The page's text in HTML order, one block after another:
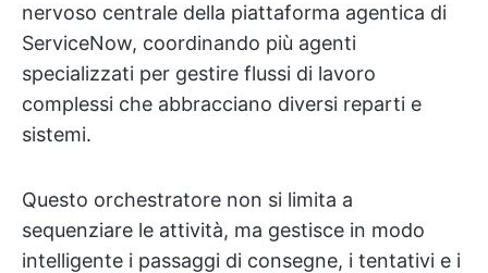
nervoso centrale della piattaforma agentica di
ServiceNow, coordinando più agenti
specializzati per gestire flussi di lavoro
complessi che abbracciano diversi reparti e
sistemi.
Questo orchestratore non si limita a
sequenziare le attività, ma gestisce in modo
intelligente i passaggi di consegne, i tentativi e i